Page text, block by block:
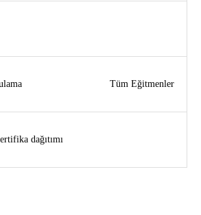
Tüm Eğitmenler
dağıtımı